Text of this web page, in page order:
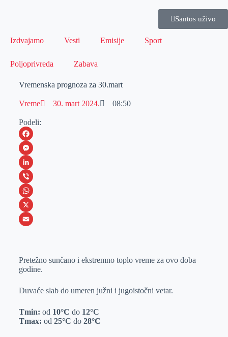
Santos uživo
Izdvajamo Vesti Emisije Sport
Poljoprivreda Zabava
Vremenska prognoza za 30.mart
Vreme 30. mart 2024. 08:50
Podeli:
F
a
c
e
b
o
M
e
s
s
e
e
r
L
i
n
k
I
n
V
i
b
W
h
s
A
p
X
a
i
l
Pretežno sunčano i ekstremno toplo vreme za ovo doba
godine.
Duvaće slab do umeren južni i jugoistočni vetar.
Tmin: od 10°C do 12°C
Tmax: od 25°C do 28°C